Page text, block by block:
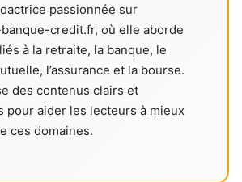
passionnée sur
credit.fr, où elle aborde
à la retraite, la banque, le
l’assurance et la bourse.
des contenus clairs et
pour aider les lecteurs à mieux
ces domaines.